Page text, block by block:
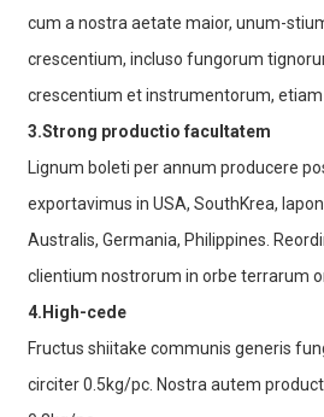
cum a nostra aetate maior, unum-
crescentium, incluso fungorum
crescentium et instrumentorum,
3.Strong productio facultatem
Lignum boleti per annum producere
exportavimus in USA, SouthKrea,
Australis, Germania, Philippines.
clientium nostrorum in orbe terrarum
4.High-cede
Fructus shiitake communis generis
circiter 0.5kg/pc. Nostra autem